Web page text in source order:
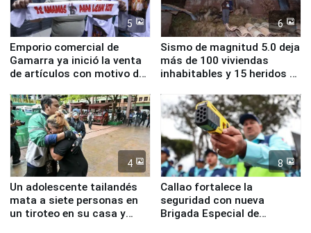
5
Emporio comercial de
Gamarra ya inició la venta
de artículos con motivo de
6
Sismo de magnitud 5.0 deja
más de 100 viviendas
inhabitables y 15 heridos en
4
Un adolescente tailandés
mata a siete personas en
un tiroteo en su casa y
8
Callao fortalece la
seguridad con nueva
Brigada Especial de